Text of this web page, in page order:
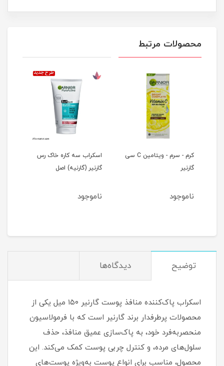
محصولات مرتبط
کرم - سرم - ویتامین C سی
گارنیر
ناموجود
اسکراب سه کاره خاک رس
گارنیر (گارنیه) اصل
ناموجود
توضیح دیدگاه‌ها
اسکراب پاک‌کننده منافذ پوست گارنیر ۱۵۰ میل یکی از
محصولات پرطرفدار برند گارنیر است که با فرمولاسیون
منحصر‌به‌فرد خود، به پاک‌سازی عمیق منافذ، حذف
سلول‌های مرده، و کنترل چربی پوست کمک می‌کند. این
محصول، مناسب برای انواع پوست به‌ویژه پوست‌های